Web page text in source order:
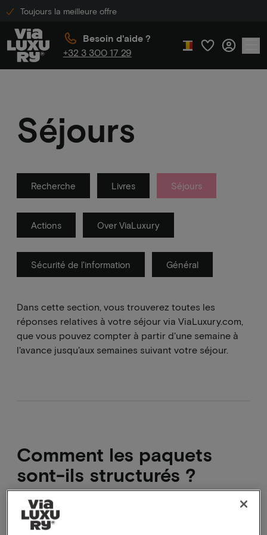
Toujours la meilleure offre
Besoin d'aide ?
+32 3 300 17 29
Séjours
Recherche Livres Séjours
Actions Over ViaLuxury
Sécurité de l'information Général
Dans cette section, vous trouverez toutes les
réponses relatives à votre séjour via ViaLuxury.com,
que vous pouvez compter à partir d'une semaine à
l'avance jusqu'aux semaines suivant votre séjour.
Comment les paquets
sont-ils structurés ?
La composition de ces extras sera déterminée en
consultation avec l'hôtel.